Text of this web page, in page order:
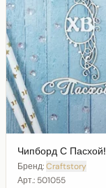
Чипборд С Пасхой!
Бренд:Craftstory
Арт.: 501055